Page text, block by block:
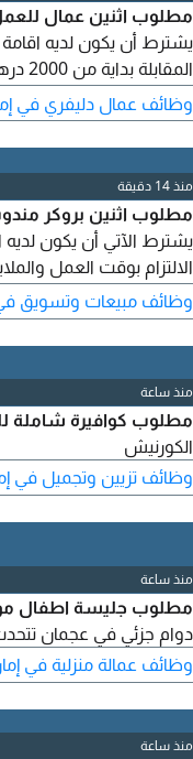
مطلوب اثنين عمال
يشترط أن يكون لديه
ارسال البيانات واتساب
في الموعد المحدد
وظائف عمال دليفري في
منذ 14 دقيقة
مطلوب اثنين بروكر
يشترط الآتي أن يكون لديه
الالتزام بوقت العمل
يحدد عند المقابلة - يرجى
وظائف مبيعات وتسويق في
منذ ساعة
مطلوب كوافيرة شاملة
الكورنيش
وظائف تزيين وتجميل في
منذ ساعة
مطلوب جليسة اطفال
دوام جزئي في عجمان
وظائف عمالة منزلية في
منذ ساعة